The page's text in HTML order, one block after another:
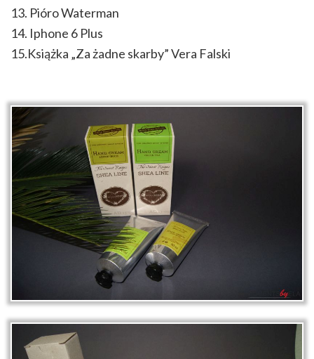
13. Pióro Waterman
14. Iphone 6 Plus
15.Książka „Za żadne skarby” Vera Falski